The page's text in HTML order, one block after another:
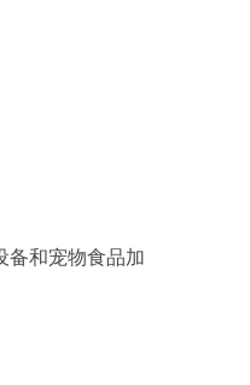
备和宠物食品加